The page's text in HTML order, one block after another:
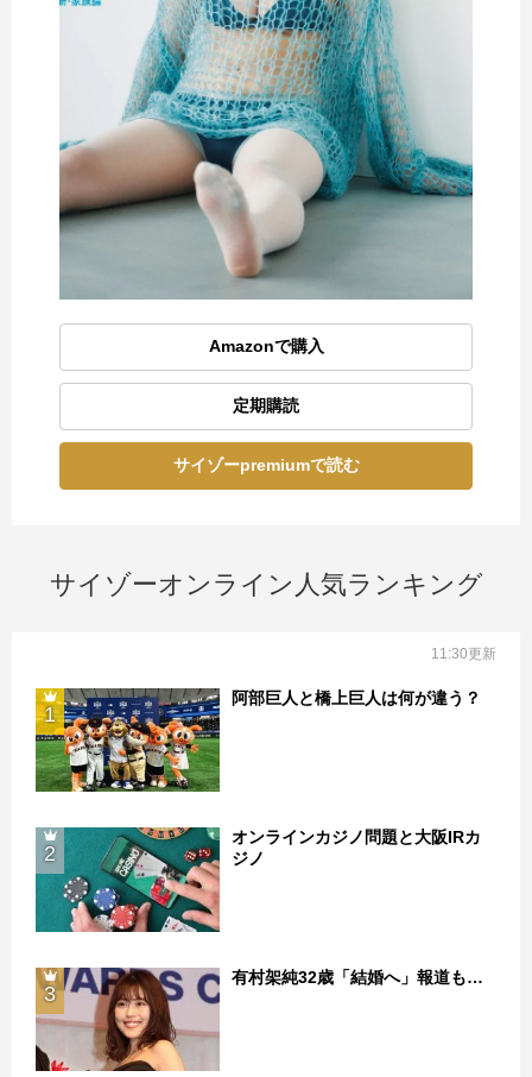
Amazonで購入
定期購読
サイゾーpremiumで読む
サイゾーオンライン人気ランキング
11:30更新
1
阿部巨人と橋上巨人は何が違う？
2
オンラインカジノ問題と大阪IRカ
ジノ
3
有村架純32歳「結婚へ」報道も…